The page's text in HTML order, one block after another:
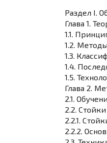
Раздел I.
Глава 1.
1.1.
1.2.
1.3.
1.4.
1.5.
Глава 2.
2.1.
2.2.
2.2.1.
2.2.2.